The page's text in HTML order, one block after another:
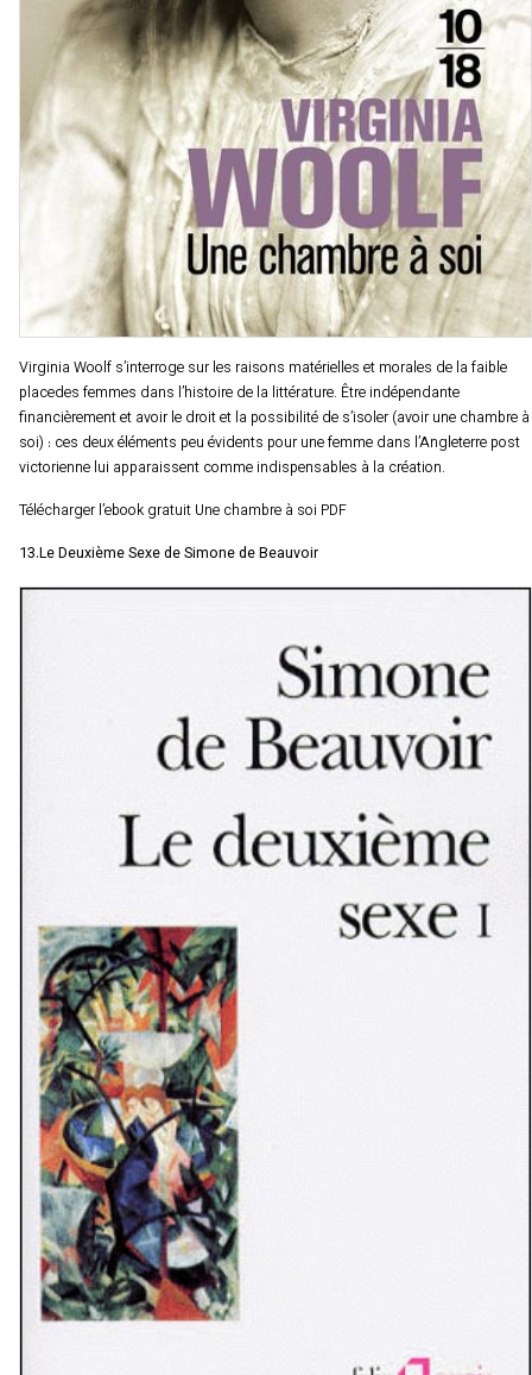
Virginia Woolf s’interroge sur les raisons matérielles et morales de la faible
placedes femmes dans l’histoire de la littérature. Être indépendante
financièrement et avoir le droit et la possibilité de s’isoler (avoir une chambre à
soi) : ces deux éléments peu évidents pour une femme dans l’Angleterre post
victorienne lui apparaissent comme indispensables à la création.
Télécharger l’ebook gratuit Une chambre à soi PDF
13.Le Deuxième Sexe de Simone de Beauvoir